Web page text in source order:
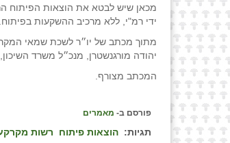
מכאן שיש לבטא את הוצאות הפיתוח
ידי רמ"י, ללא מרכיב ההשקעות בפיתוח.
מתוך מכתב של יו״ר לשכת שמאי
יהודה מורגנשטרן, מנכ״ל משרד
המכתב מצורף.
פורסם ב- מאמרים
תגיות: הוצאות פיתוח רשות